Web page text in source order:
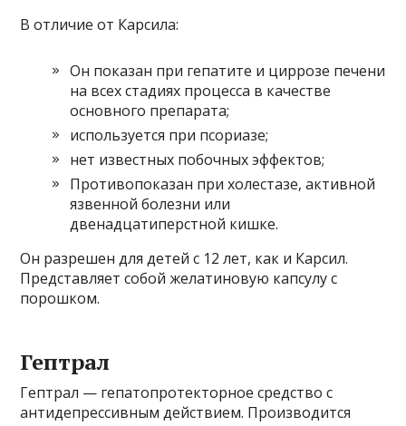
В отличие от Карсила:
Он показан при гепатите и циррозе печени
на всех стадиях процесса в качестве
основного препарата;
используется при псориазе;
нет известных побочных эффектов;
Противопоказан при холестазе, активной
язвенной болезни или
двенадцатиперстной кишке.
Он разрешен для детей с 12 лет, как и Карсил.
Представляет собой желатиновую капсулу с
порошком.
Гептрал
Гептрал — гепатопротекторное средство с
антидепрессивным действием. Производится